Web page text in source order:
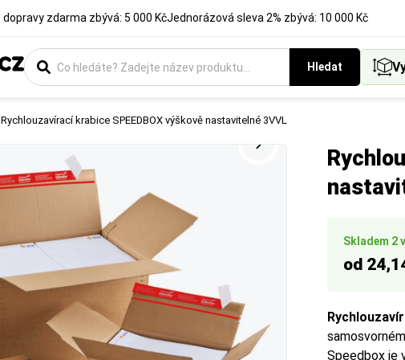
dopravy zdarma zbývá: 5 000 KčJednorázová sleva 2% zbývá: 10 000 Kč
Hledat
Rychlouzavírací krabice SPEEDBOX výškově nastavitelné 3VVL
Skladem 2
od
Speedbox je
Délka
Rozměry krabic
Šířka
Rozměry krabic
Typ krabice
Vyberte si konstrukci krabice, která nejlépe vyhovuje vašemu